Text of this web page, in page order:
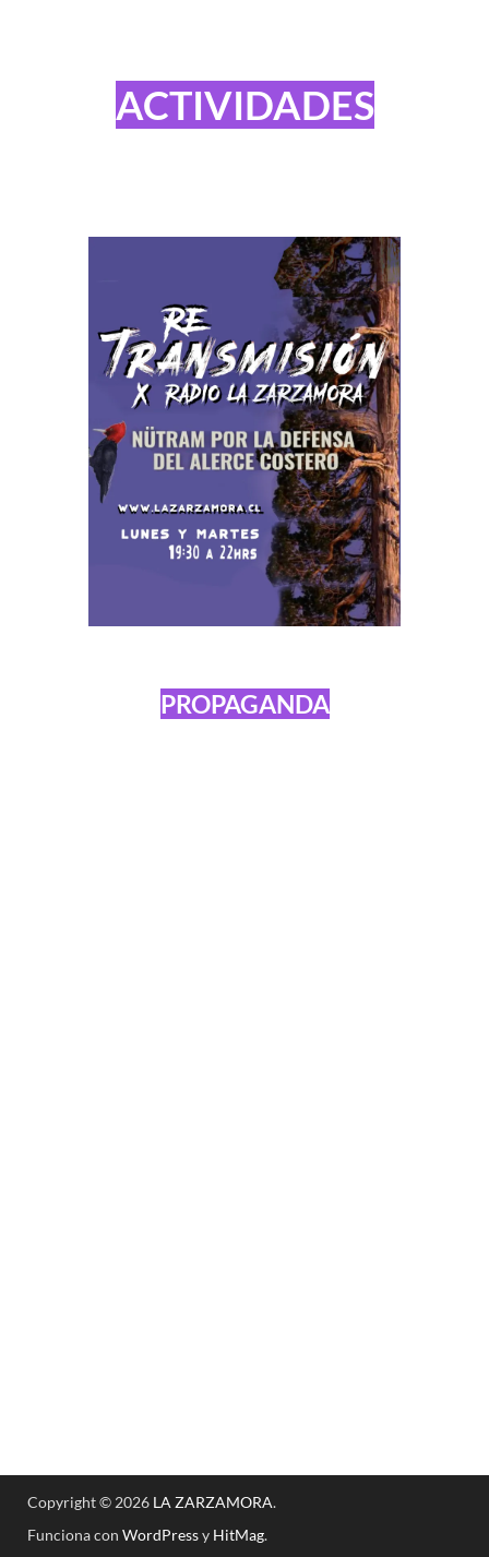
ACTIVIDADES
PROPAGANDA
Copyright © 2026 LA ZARZAMORA.
Funciona con WordPressy HitMag.